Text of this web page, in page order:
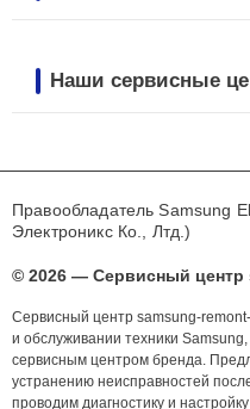
Наши сервисные
Правообладатель Samsung
Электроникс Ко., Лтд.)
© 2026 — Сервисный центр
Сервисный центр samsung-
и обслуживании техники
сервисным центром бренда.
устранению неисправностей
проводим диагностику и